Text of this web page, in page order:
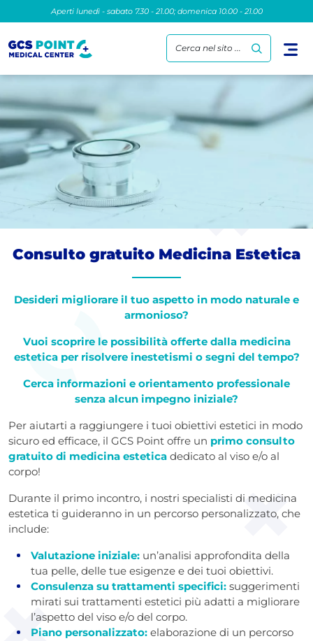
Aperti lunedì - sabato 7.30 - 21.00; domenica 10.00 - 21.00
Cerca nel sito ...
Consulto gratuito Medicina Estetica
Desideri migliorare il tuo aspetto in modo naturale e
armonioso?
Vuoi scoprire le possibilità offerte dalla medicina
estetica per risolvere inestetismi o segni del tempo?
Cerca informazioni e orientamento professionale
senza alcun impegno iniziale?
Per aiutarti a raggiungere i tuoi obiettivi estetici in modo
sicuro ed efficace, il GCS Point offre un primo consulto
gratuito di medicina estetica dedicato al viso e/o al
corpo!
Durante il primo incontro, i nostri specialisti di medicina
estetica ti guideranno in un percorso personalizzato, che
include:
Valutazione iniziale: un’analisi approfondita della
tua pelle, delle tue esigenze e dei tuoi obiettivi.
Consulenza su trattamenti specifici: suggerimenti
mirati sui trattamenti estetici più adatti a migliorare
l’aspetto del viso e/o del corpo.
Piano personalizzato: elaborazione di un percorso